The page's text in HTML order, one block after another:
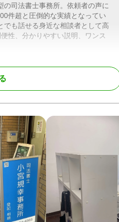
ざまな法的知識が求められる複
信託 / 相続手続き / 戸籍収集 / 相
司法書士事務所。依頼者の声に
件超と圧倒的な実績となってい
でも話せる身近な相談者として高
性、分かりやすい説明、ワンス
倉市、逗子市、横須賀市、平塚
瀬市 他）
相続登記 / 相続放棄 / 成年後見 /
回相談無料 / 18時以降相談可 / オ